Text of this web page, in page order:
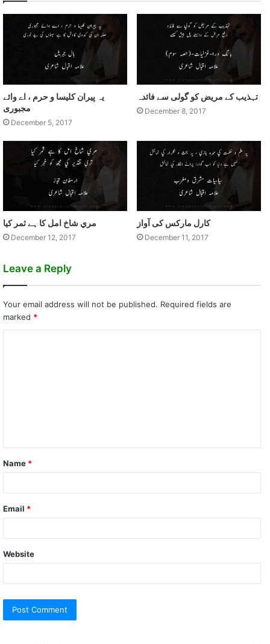
يہ پيران کليسا و حرم ، اے وائے
مجبوری
December 5, 2017
تہذيب کے مريض کو گولی سے فائدہ
December 8, 2017
مري شاخ امل کا ہے ثمر کيا
December 12, 2017
کارل مارکس کی آواز
December 11, 2017
Leave a Reply
Your email address will not be published. Required fields are
marked *
t
*
Name *
Email *
Website